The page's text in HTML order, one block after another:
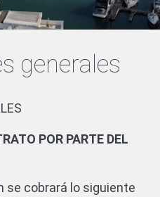
generales
POR PARTE DEL
se cobrará lo siguiente